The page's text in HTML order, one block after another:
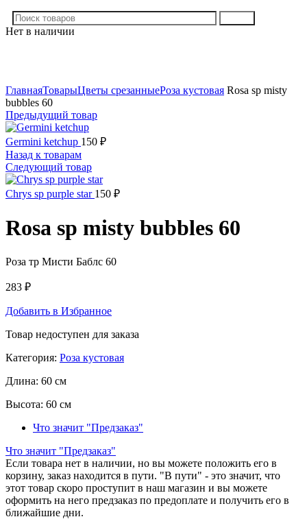
Нет в наличии
ГлавнаяТоварыЦветы срезанныеРоза кустовая Rosa sp misty
bubbles 60
Предыдущий товар
Germini ketchup 150 ₽
Назад к товарам
Следующий товар
Chrys sp purple star 150 ₽
Rosa sp misty bubbles 60
Роза тр Мисти Баблс 60
283 ₽
Добавить в Избранное
Товар недоступен для заказа
Категория: Роза кустовая
Длина: 60 см
Высота: 60 см
Что значит "Предзаказ"
Что значит "Предзаказ"
Если товара нет в наличии, но вы можете положить его в
корзину, заказ находится в пути. "В пути" - это значит, что
этот товар скоро проступит в наш магазин и вы можете
оформить на него предзаказ по предоплате и получить его в
ближайшие дни.